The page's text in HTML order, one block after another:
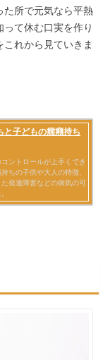
た所で元気なら平熱
て休む口実を作り
れから見ていきま